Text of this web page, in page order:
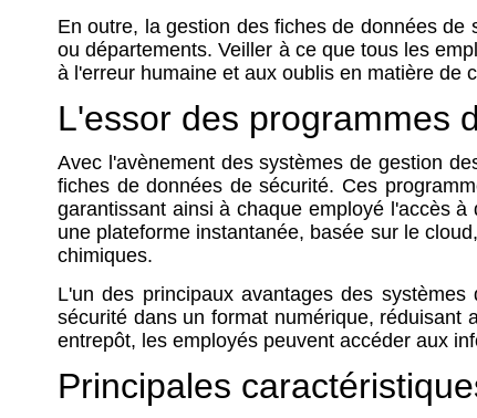
En outre, la gestion des fiches de données
ou départements. Veiller à ce que tous les
à l'erreur humaine et aux oublis en matière de
L'essor des programmes
Avec l'avènement des systèmes de gestion
fiches de données de sécurité. Ces
garantissant ainsi à chaque employé l'accès
une plateforme instantanée, basée sur le
chimiques.
L'un des principaux avantages des
sécurité dans un format numérique, réduisant
entrepôt, les employés peuvent accéder aux
Principales